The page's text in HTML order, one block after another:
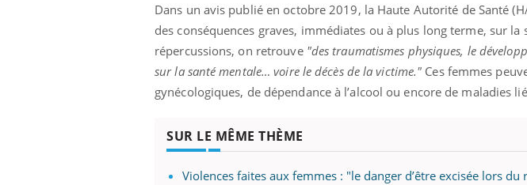
Dans un avis publié en octobre 2019, la Haute Autorité de Santé
des conséquences graves, immédiates ou à plus long terme, sur
répercussions, on retrouve "des traumatismes physiques, le
sur la santé mentale… voire le décès de la victime." Ces femmes
gynécologiques, de dépendance à l’alcool ou encore de maladies
SUR LE MÊME THÈME
Violences faites aux femmes : "le danger d’être excisée lors